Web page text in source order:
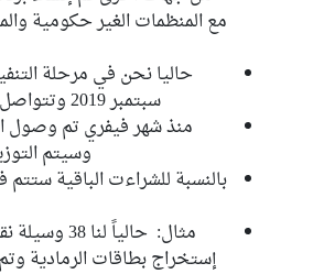
مع المنظمات الغير حكومية
سبتمبر 2019 وتتواصل إلى 2 سبتمبر 2021.
منذ شهر فيفري تم وصول
وسيتم
بالنسبة للشراءت الباقية ستتم
مثال: حالياً